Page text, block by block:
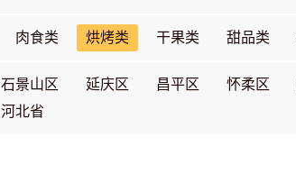
肉食类 烘烤类 干果类 甜品类
石景山区 延庆区 昌平区 怀柔区
河北省